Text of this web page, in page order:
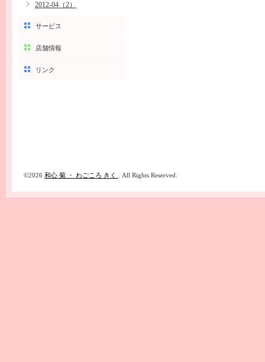
2012-04（2）
サービス
店舗情報
リンク
©2026 和心 菊 ・ わごころ きく . All Rights Reserved.